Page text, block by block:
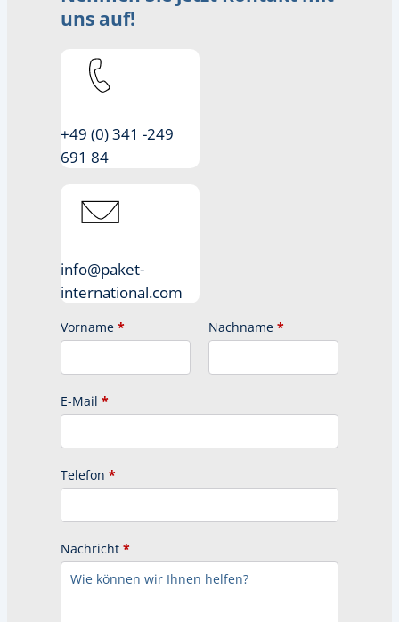
uns auf!
+49 (0) 341 -249
691 84
info@paket-
international.com
Vorname * Nachname *
E-Mail *
Telefon *
Nachricht *